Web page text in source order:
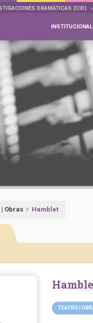
DRAMÁTICAS (CID)
INSTITUCIONAL
Obras Hamblet
TEATRO |